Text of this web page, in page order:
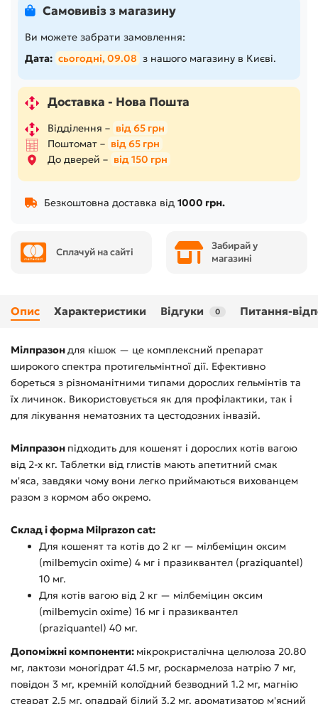
Самовивіз з магазину
Ви можете забрати замовлення:
Дата: сьогодні, 09.08 з нашого магазину в Києві.
Доставка - Нова Пошта
Відділення – від 65 грн
Поштомат – від 65 грн
До дверей – від 150 грн
Безкоштовна доставка від 1000 грн.
Сплачуй на сайті
Забирай у
магазині
Опис Характеристики Відгуки 0 Питання-
Мілпразондля кішок — це комплексний препарат
широкого спектра протигельмінтної дії. Ефективно
бореться з різноманітними типами дорослих гельмінтів та
їх личинок. Використовується як для профілактики, так і
для лікування нематозних та цестодозних інвазій.
Мілпразон підходить для кошенят і дорослих котів вагою
від 2-х кг. Таблетки від глистів мають апетитний смак
м'яса, завдяки чому вони легко приймаються вихованцем
разом з кормом або окремо.
Склад і форма Milprazon cat:
Для кошенят та котів до 2 кг — мілбеміцин оксим
(milbemycin oxime) 4 мг і празиквантел (praziquantel)
10 мг.
Для котів вагою від 2 кг — мілбеміцин оксим
(milbemycin oxime) 16 мг і празиквантел
(praziquantel) 40 мг.
Допоміжні компоненти: мікрокристалічна целюлоза 20.80
мг, лактози моногідрат 41.5 мг, роскармелоза натрію 7 мг,
повідон 3 мг, кремній колоїдний безводний 1.2 мг, магнію
стеарат 2.5 мг, опадрай білий 3.2 мг, ароматизатор м'ясний